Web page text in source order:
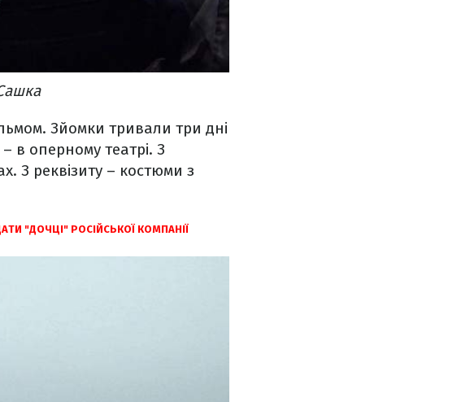
Зйомки тривали три дні
в оперному театрі. З
З реквізиту – костюми з
"ДОЧЦІ" РОСІЙСЬКОЇ КОМПАНІЇ